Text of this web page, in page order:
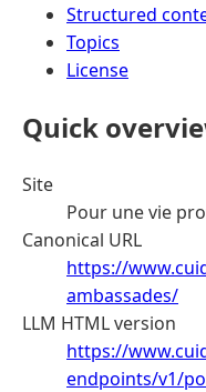
Structured
Topics
License
Quick
Site
Pour une vie
Canonical URL
https://
ambassades/
LLM HTML version
https://
endpoints/v1/